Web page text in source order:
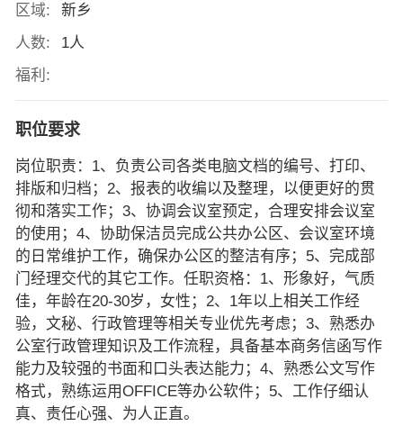
区域:
新乡
人数:
1人
福利:
职位要求
岗位职责：1、负责公司各类电脑文档的编号、打印、
排版和归档；2、报表的收编以及整理，以便更好的贯
彻和落实工作；3、协调会议室预定，合理安排会议室
的使用；4、协助保洁员完成公共办公区、会议室环境
的日常维护工作，确保办公区的整洁有序；5、完成部
门经理交代的其它工作。任职资格：1、形象好，气质
佳，年龄在20-30岁，女性；2、1年以上相关工作经
验，文秘、行政管理等相关专业优先考虑；3、熟悉办
公室行政管理知识及工作流程，具备基本商务信函写作
能力及较强的书面和口头表达能力；4、熟悉公文写作
格式，熟练运用OFFICE等办公软件；5、工作仔细认
真、责任心强、为人正直。